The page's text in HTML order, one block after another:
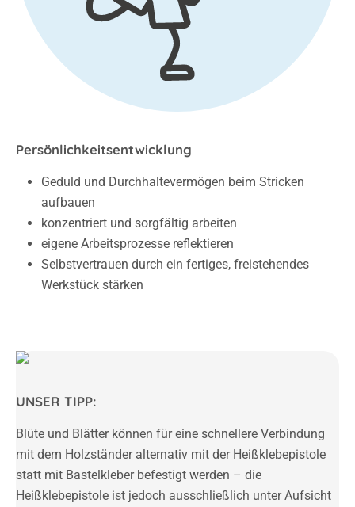
Persönlichkeitsentwicklung
Geduld und Durchhaltevermögen beim Stricken
aufbauen
konzentriert und sorgfältig arbeiten
eigene Arbeitsprozesse reflektieren
Selbstvertrauen durch ein fertiges, freistehendes
Werkstück stärken
UNSER TIPP:
Blüte und Blätter können für eine schnellere Verbindung
mit dem Holzständer alternativ mit der Heißklebepistole
statt mit Bastelkleber befestigt werden – die
Heißklebepistole ist jedoch ausschließlich unter Aufsicht